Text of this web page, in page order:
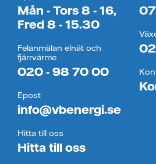
Mån - Tors 8 - 16,
Fred 8 - 15.30
Felanmälan elnät och
fjärrvärme
020 - 98 70 00
Epost
info@vbenergi.se
Hitta till oss
Hitta till oss